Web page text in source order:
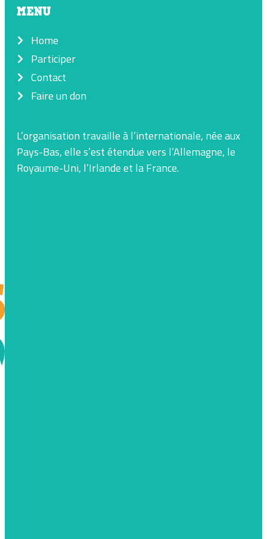
MENU
Home
Participer
Contact
Faire un don
L’organisation travaille à l’internationale, née aux
Pays-Bas, elle s’est étendue vers l’Allemagne, le
Royaume-Uni, l’Irlande et la France.